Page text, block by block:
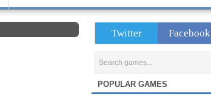
Twitter Facebook
POPULAR GAMES